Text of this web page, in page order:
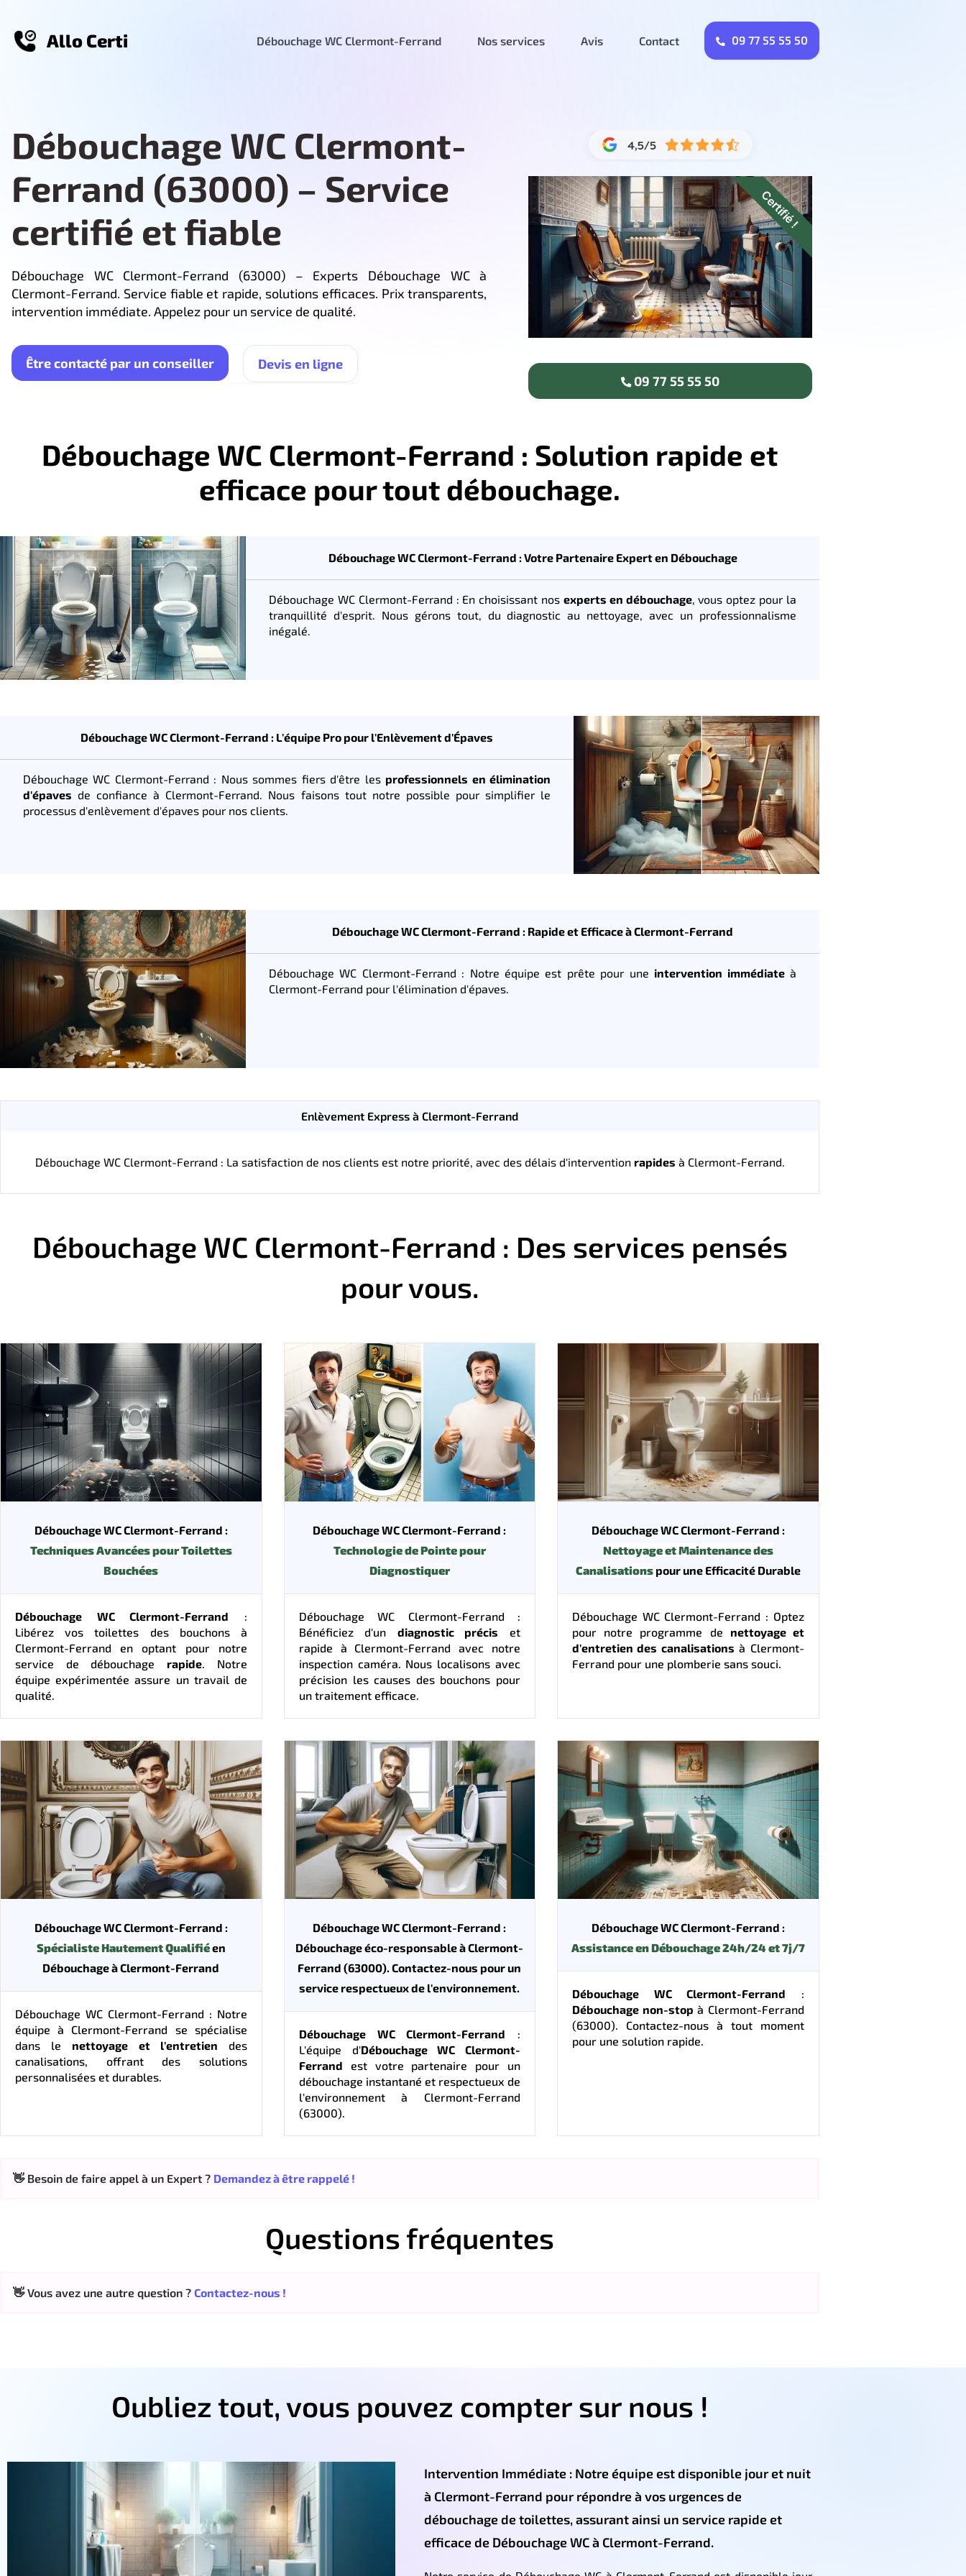
Allo Certi Débouchage WC Clermont-Ferrand Nos services Avis Contact 09 77 55 55 50
Débouchage WC Clermont-
Ferrand (63000) – Service
certifié et fiable
Débouchage WC Clermont-Ferrand (63000) – Experts Débouchage WC à
Clermont-Ferrand. Service fiable et rapide, solutions efficaces. Prix transparents,
intervention immédiate. Appelez pour un service de qualité.
Être contacté par un conseiller Devis en ligne
Certifié !
09 77 55 55 50
Débouchage WC Clermont-Ferrand : Solution rapide et
efficace pour tout débouchage.
Débouchage WC Clermont-Ferrand : Votre Partenaire Expert en Débouchage
Débouchage WC Clermont-Ferrand : En choisissant nos experts en débouchage, vous optez pour la
tranquillité d'esprit. Nous gérons tout, du diagnostic au nettoyage, avec un professionnalisme
inégalé.
Débouchage WC Clermont-Ferrand : L'équipe Pro pour l'Enlèvement d'Épaves
Débouchage WC Clermont-Ferrand : Nous sommes fiers d'être les professionnels en élimination
d'épaves de confiance à Clermont-Ferrand. Nous faisons tout notre possible pour simplifier le
processus d'enlèvement d'épaves pour nos clients.
Débouchage WC Clermont-Ferrand : Rapide et Efficace à Clermont-Ferrand
Débouchage WC Clermont-Ferrand : Notre équipe est prête pour une intervention immédiateà
Clermont-Ferrand pour l'élimination d'épaves.
Enlèvement Express à Clermont-Ferrand
Débouchage WC Clermont-Ferrand : La satisfaction de nos clients est notre priorité, avec des délais d'intervention rapides à Clermont-Ferrand.
Débouchage WC Clermont-Ferrand : Des services pensés
pour vous.
Débouchage WC Clermont-Ferrand :
Techniques Avancées pour Toilettes
Bouchées
Débouchage WC Clermont-Ferrand :
Libérez vos toilettes des bouchons à
Clermont-Ferrand en optant pour notre
service de débouchage rapide. Notre
équipe expérimentée assure un travail de
qualité.
Débouchage WC Clermont-Ferrand :
Technologie de Pointe pour
Diagnostiquer
Débouchage WC Clermont-Ferrand :
Bénéficiez d'un diagnostic précis et
rapide à Clermont-Ferrand avec notre
inspection caméra. Nous localisons avec
précision les causes des bouchons pour
un traitement efficace.
Débouchage WC Clermont-Ferrand :
Nettoyage et Maintenance des
Canalisationspour une Efficacité Durable
Débouchage WC Clermont-Ferrand : Optez
pour notre programme de nettoyage et
d'entretien des canalisations à Clermont-
Ferrand pour une plomberie sans souci.
Débouchage WC Clermont-Ferrand :
Spécialiste Hautement Qualifiéen
Débouchage à Clermont-Ferrand
Débouchage WC Clermont-Ferrand : Notre
équipe à Clermont-Ferrand se spécialise
dans le nettoyage et l'entretien des
canalisations, offrant des solutions
personnalisées et durables.
Débouchage WC Clermont-Ferrand :
Débouchage éco-responsable à Clermont-
Ferrand (63000). Contactez-nous pour un
service respectueux de l'environnement.
Débouchage WC Clermont-Ferrand :
L'équipe d'Débouchage WC Clermont-
Ferrand est votre partenaire pour un
débouchage instantané et respectueux de
l'environnement à Clermont-Ferrand
(63000).
Débouchage WC Clermont-Ferrand :
Assistance en Débouchage 24h/24 et 7j/7
Débouchage WC Clermont-Ferrand :
Débouchage non-stop à Clermont-Ferrand
(63000). Contactez-nous à tout moment
pour une solution rapide.
👋 Besoin de faire appel à un Expert ? Demandez à être rappelé !
Questions fréquentes
👋 Vous avez une autre question ? Contactez-nous !
Oubliez tout, vous pouvez compter sur nous !
Intervention Immédiate : Notre équipe est disponible jour et nuit
à Clermont-Ferrand pour répondre à vos urgences de
débouchage de toilettes, assurant ainsi un service rapide et
efficace de Débouchage WC à Clermont-Ferrand.